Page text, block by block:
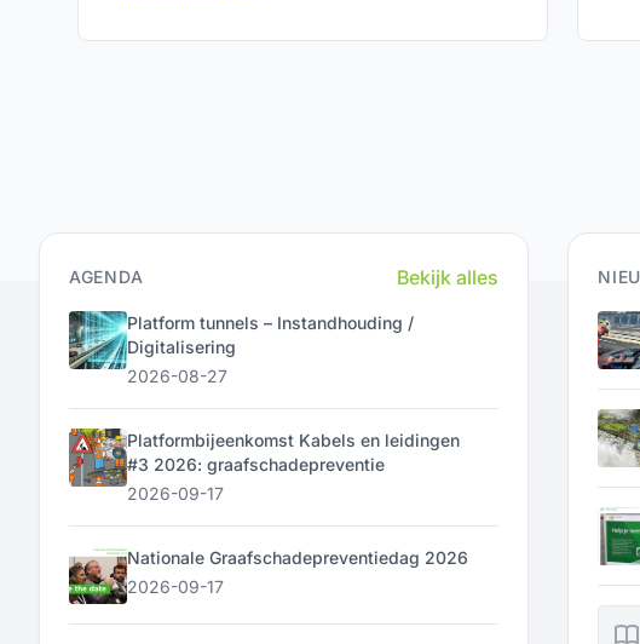
AGENDA Bekijk alles
Platform tunnels – Instandhouding /
Digitalisering
2026-08-27
Platformbijeenkomst Kabels en leidingen
#3 2026: graafschadepreventie
2026-09-17
Nationale Graafschadepreventiedag 2026
2026-09-17